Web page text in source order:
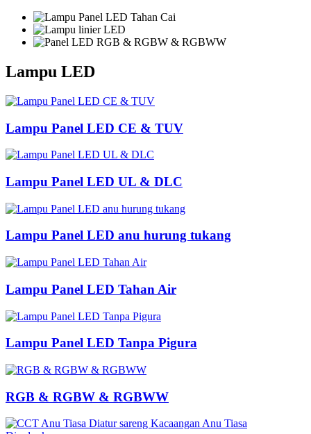
Lampu LED
Lampu Panel LED CE & TUV
Lampu Panel LED UL & DLC
Lampu Panel LED anu hurung tukang
Lampu Panel LED Tahan Air
Lampu Panel LED Tanpa Pigura
RGB & RGBW & RGBWW